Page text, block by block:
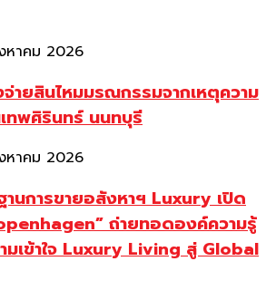
หาคม 2026
ายสินไหมมรณกรรมจากเหตุความ
ทพศิรินทร์ นนทบุรี
หาคม 2026
านการขายอสังหาฯ Luxury เปิด
ถ่ายทอดองค์ความรู้
มเข้าใจ Luxury Living สู่ Global